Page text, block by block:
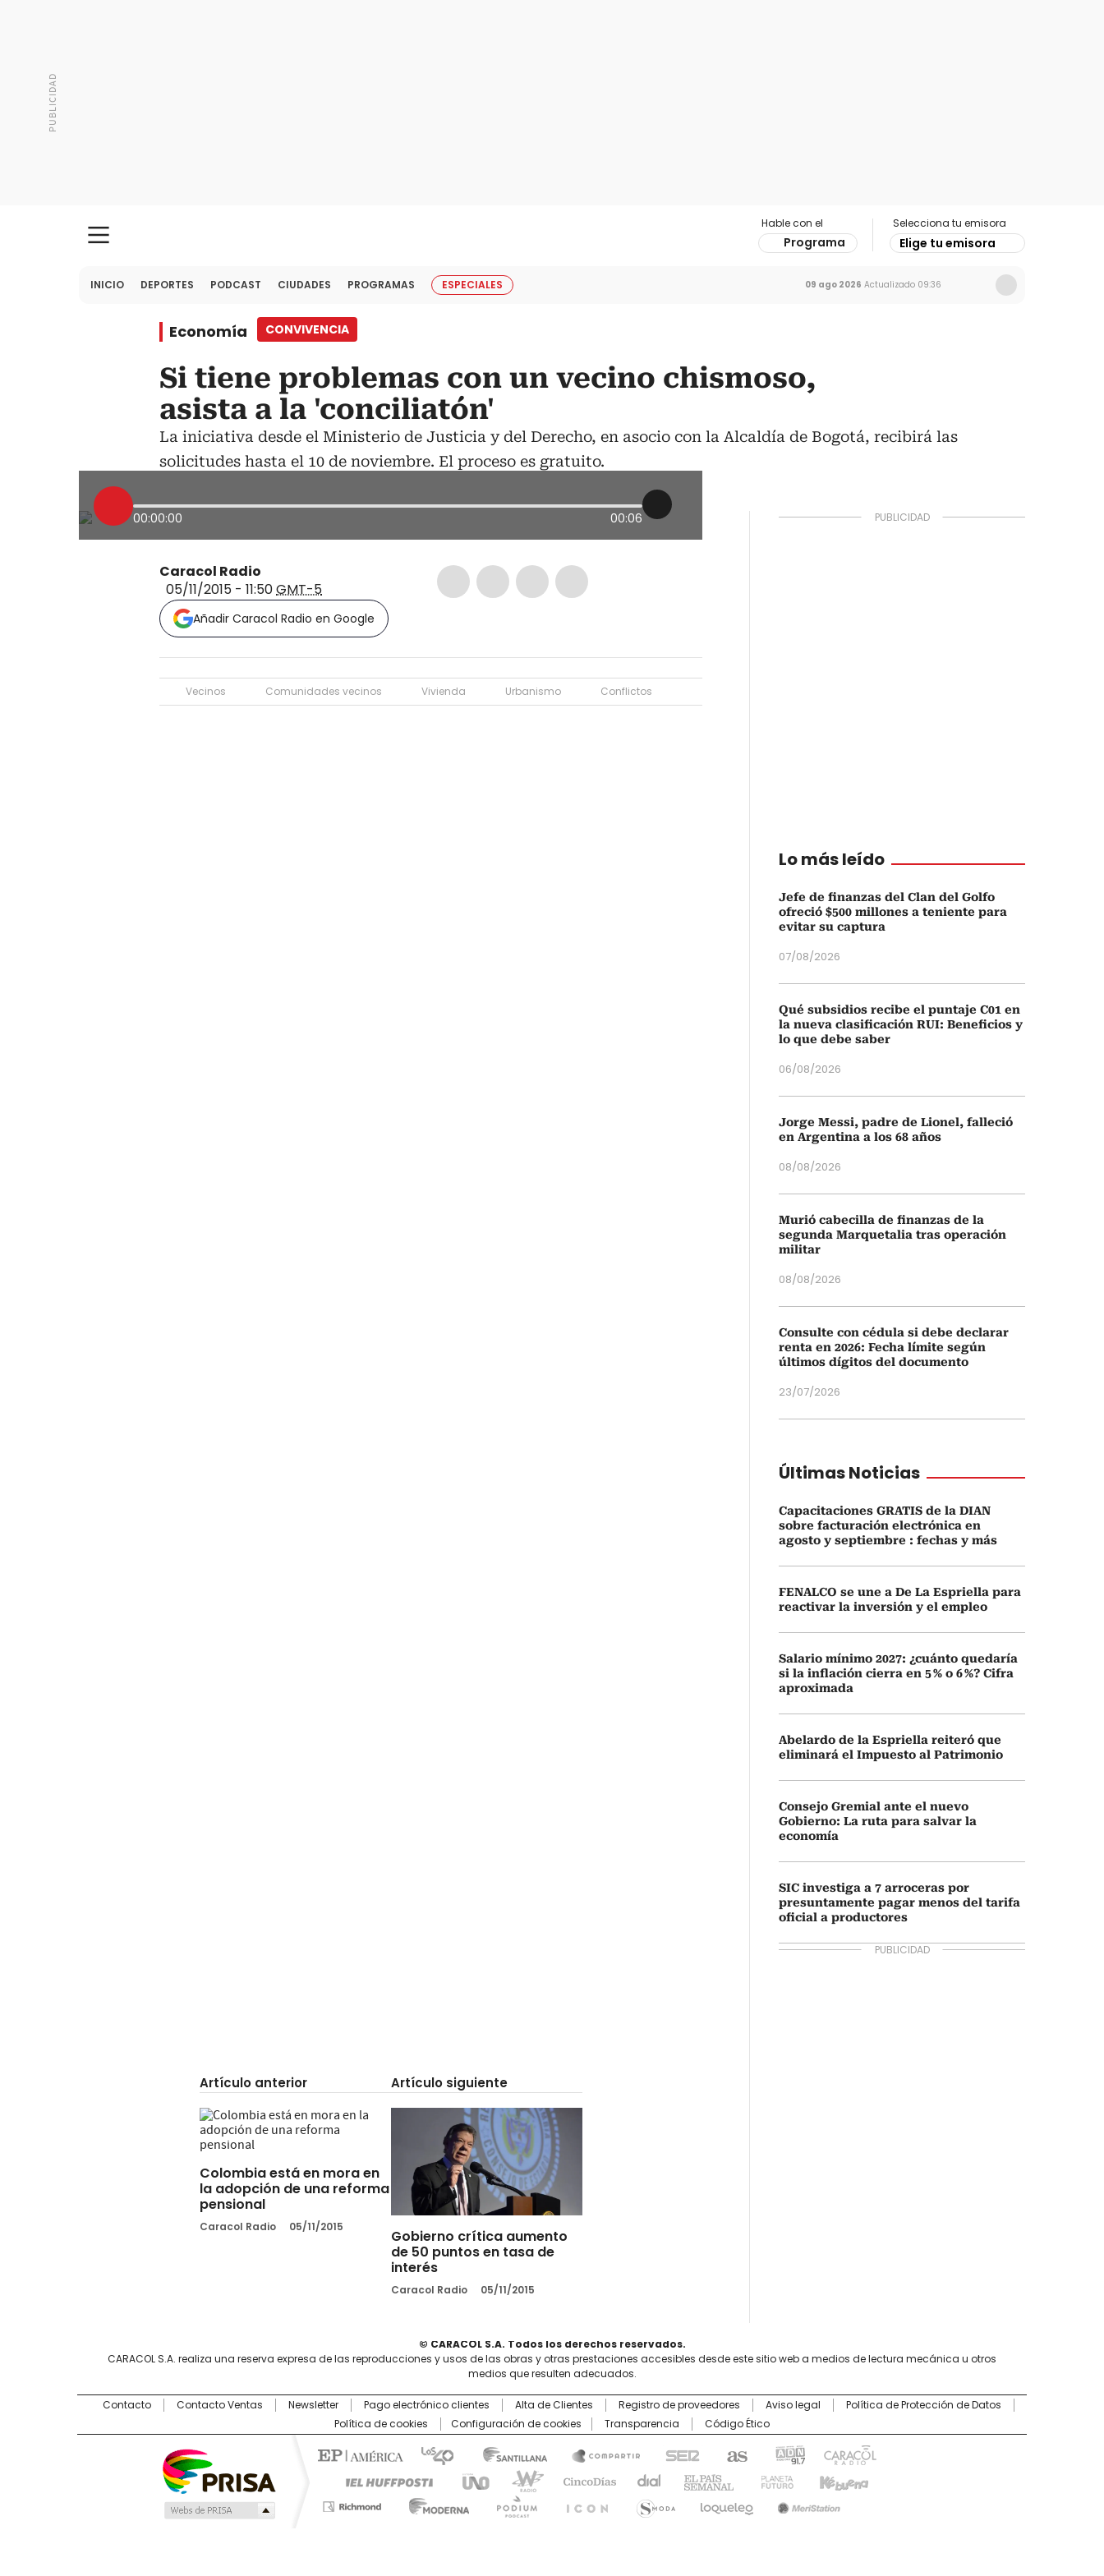
Hable con el
Programa
Selecciona tu emisora
Elige tu emisora
INICIO DEPORTES PODCAST CIUDADES PROGRAMAS ESPECIALES 09 ago 2026 Actualizado 09:36
Economía CONVIVENCIA
Si tiene problemas con un vecino chismoso,
asista a la 'conciliatón'
La iniciativa desde el Ministerio de Justicia y del Derecho, en asocio con la Alcaldía de Bogotá, recibirá las
solicitudes hasta el 10 de noviembre. El proceso es gratuito.
00:00:00 00:06
Caracol Radio
05/11/2015 - 11:50GMT-5
Añadir Caracol Radio en Google
Vecinos Comunidades vecinos Vivienda Urbanismo Conflictos
Artículo anterior
Colombia está en mora en
la adopción de una reforma
pensional
Caracol Radio 05/11/2015
Artículo siguiente
Gobierno crítica aumento
de 50 puntos en tasa de
interés
Caracol Radio 05/11/2015
Lo más leído
Jefe de finanzas del Clan del Golfo
ofreció $500 millones a teniente para
evitar su captura
07/08/2026
Qué subsidios recibe el puntaje C01 en
la nueva clasificación RUI: Beneficios y
lo que debe saber
06/08/2026
Jorge Messi, padre de Lionel, falleció
en Argentina a los 68 años
08/08/2026
Murió cabecilla de finanzas de la
segunda Marquetalia tras operación
militar
08/08/2026
Consulte con cédula si debe declarar
renta en 2026: Fecha límite según
últimos dígitos del documento
23/07/2026
Últimas Noticias
Capacitaciones GRATIS de la DIAN
sobre facturación electrónica en
agosto y septiembre : fechas y más
FENALCO se une a De La Espriella para
reactivar la inversión y el empleo
Salario mínimo 2027: ¿cuánto quedaría
si la inflación cierra en 5 % o 6 %? Cifra
aproximada
Abelardo de la Espriella reiteró que
eliminará el Impuesto al Patrimonio
Consejo Gremial ante el nuevo
Gobierno: La ruta para salvar la
economía
SIC investiga a 7 arroceras por
presuntamente pagar menos del tarifa
oficial a productores
© CARACOL S.A. Todos los derechos reservados.
CARACOL S.A. realiza una reserva expresa de las reproducciones y usos de las obras y otras prestaciones accesibles desde este sitio web a medios de lectura mecánica u otros
medios que resulten adecuados.
Contacto Contacto Ventas Newsletter Pago electrónico clientes Alta de Clientes Registro de proveedores Aviso legal
Política de Protección de Datos
Política de cookies
Configuración de cookies Transparencia Código Ético